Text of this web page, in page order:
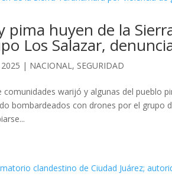
pima huyen de la
Los Salazar,
| NACIONAL, SEGURIDAD
warijó y algunas del pueblo
bombardeados con drones por el grupo